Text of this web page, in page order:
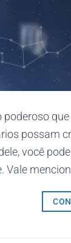
possam
você